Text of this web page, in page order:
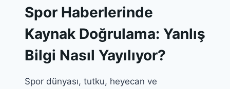
Spor Haberlerinde
Kaynak Doğrulama: Yanlış
Bilgi Nasıl Yayılıyor?
Spor dünyası, tutku, heyecan ve